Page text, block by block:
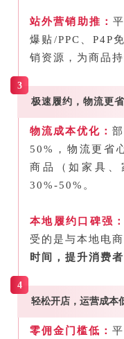
站外营销助推：
爆贴/PPC
、P4P
销资源，为商品
3
极速履约，物流更
物流成本优化：
50%，物流更省
商品（如家具、
30%-50%。
本地履约口碑强：
受的是与本地电
时间，提升消费
4
轻松开店，运营成本
零佣金门槛低：